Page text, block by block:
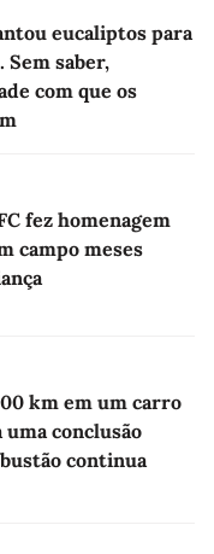
eucaliptos para
saber,
com que os
fez homenagem
campo meses
km em um carro
conclusão
continua